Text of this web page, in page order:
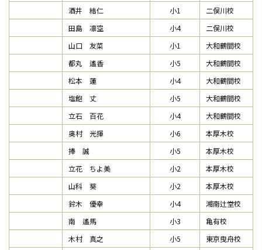
酒井 結仁
小1
二俣川校
田島 凛空
小4
二俣川校
山口 友菜
小1
大和鶴間校
都丸 遙香
小5
大和鶴間校
松本 蓮
小4
大和鶴間校
塩飽 丈
小5
大和鶴間校
立石 百花
小4
大和鶴間校
奥村 光揮
小6
本厚木校
捧 誠
小5
本厚木校
立花 ちよ美
小2
本厚木校
山科 葵
小2
本厚木校
鈴木 優幸
小4
湘南辻堂校
南 遙馬
小3
亀有校
木村 真之
小5
東京曳舟校